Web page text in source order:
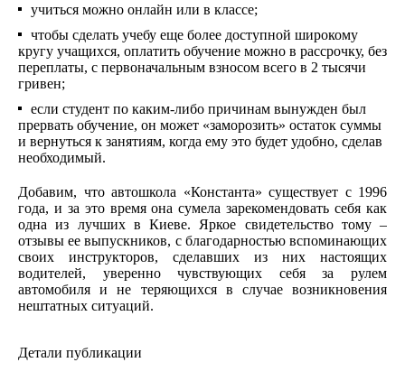
учиться можно онлайн или в классе;
чтобы сделать учебу еще более доступной широкому
кругу учащихся, оплатить обучение можно в рассрочку, без
переплаты, с первоначальным взносом всего в 2 тысячи
гривен;
если студент по каким-либо причинам вынужден был
прервать обучение, он может «заморозить» остаток суммы
и вернуться к занятиям, когда ему это будет удобно, сделав
необходимый.
Добавим, что автошкола «Константа» существует с 1996
года, и за это время она сумела зарекомендовать себя как
одна из лучших в Киеве. Яркое свидетельство тому –
отзывы ее выпускников, с благодарностью вспоминающих
своих инструкторов, сделавших из них настоящих
водителей, уверенно чувствующих себя за рулем
автомобиля и не теряющихся в случае возникновения
нештатных ситуаций.
Детали публикации